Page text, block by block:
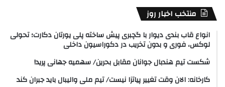
منتخب اخبار روز
انواع قاب بندی دیوار با گچبری پیش ساخته پلی یورتان دکارت؛ تحولی
لوکس، فوری و بدون تخریب در دکوراسیون داخلی
شکست تیم هندبال جوانان مقابل بحرین/ سهمیه جهانی پرید!
کارخانه: الان وقت تغییر پیاتزا نیست/ تیم ملی والیبال باید جبران کند